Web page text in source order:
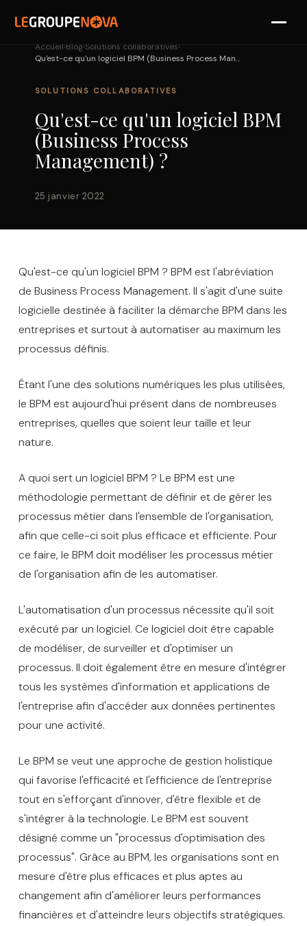
RÉFÉRENCES
NOVA
Accueil›Blog›Solutions collaboratives›
Qu'est-ce qu'un logiciel BPM (Business Process Management) ?
SOLUTIONS COLLABORATIVES
Qu'est-ce qu'un logiciel BPM
(Business Process
Management) ?
25 janvier 2022
Qu'est-ce qu'un logiciel BPM ? BPM est l'abréviation
de Business Process Management. Il s'agit d'une suite
logicielle destinée à faciliter la démarche BPM dans les
entreprises et surtout à automatiser au maximum les
processus définis.
Étant l'une des solutions numériques les plus utilisées,
le BPM est aujourd'hui présent dans de nombreuses
entreprises, quelles que soient leur taille et leur
nature.
A quoi sert un logiciel BPM ? Le BPM est une
méthodologie permettant de définir et de gérer les
processus métier dans l'ensemble de l'organisation,
afin que celle-ci soit plus efficace et efficiente. Pour
ce faire, le BPM doit modéliser les processus métier
de l'organisation afin de les automatiser.
L'automatisation d'un processus nécessite qu'il soit
exécuté par un logiciel. Ce logiciel doit être capable
de modéliser, de surveiller et d'optimiser un
processus. Il doit également être en mesure d'intégrer
tous les systèmes d'information et applications de
l'entreprise afin d'accéder aux données pertinentes
pour une activité.
Le BPM se veut une approche de gestion holistique
qui favorise l'efficacité et l'efficience de l'entreprise
tout en s'efforçant d'innover, d'être flexible et de
s'intégrer à la technologie. Le BPM est souvent
désigné comme un "processus d'optimisation des
processus". Grâce au BPM, les organisations sont en
mesure d'être plus efficaces et plus aptes au
changement afin d'améliorer leurs performances
financières et d'atteindre leurs objectifs stratégiques.